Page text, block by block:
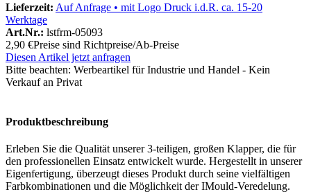
Lieferzeit: Auf Anfrage • mit Logo Druck i.d.R. ca. 15-20
Werktage
Art.Nr.: lstfrm-05093
2,90 €Preise sind Richtpreise/Ab-Preise
Diesen Artikel jetzt anfragen
Bitte beachten: Werbeartikel für Industrie und Handel - Kein
Verkauf an Privat
Produktbeschreibung
Erleben Sie die Qualität unserer 3-teiligen, großen Klapper, die für
den professionellen Einsatz entwickelt wurde. Hergestellt in unserer
Eigenfertigung, überzeugt dieses Produkt durch seine vielfältigen
Farbkombinationen und die Möglichkeit der IMould-Veredelung.